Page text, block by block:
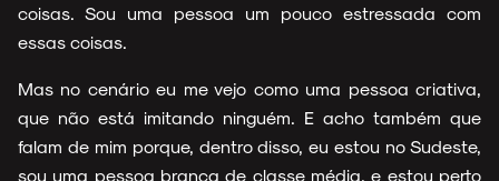
coisas. Sou uma pessoa um pouco estressada com
essas coisas.
Mas no cenário eu me vejo como uma pessoa criativa,
que não está imitando ninguém. E acho também que
falam de mim porque, dentro disso, eu estou no Sudeste,
sou uma pessoa branca de classe média, e estou perto